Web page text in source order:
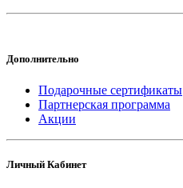
Дополнительно
Подарочные сертификаты
Партнерская программа
Акции
Личный Кабинет